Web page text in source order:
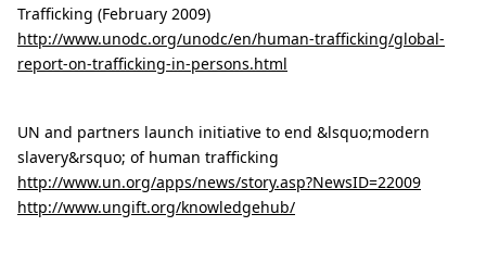
Trafficking (February 2009)
http://www.unodc.org/unodc/en/human-trafficking/global-
report-on-trafficking-in-persons.html
UN and partners launch initiative to end &lsquo;modern
slavery&rsquo; of human trafficking
http://www.un.org/apps/news/story.asp?NewsID=22009
http://www.ungift.org/knowledgehub/